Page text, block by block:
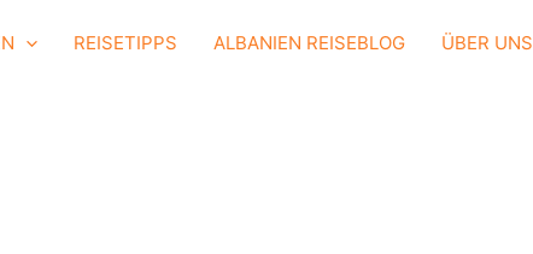
REISETIPPS ALBANIEN REISEBLOG ÜBER UNS